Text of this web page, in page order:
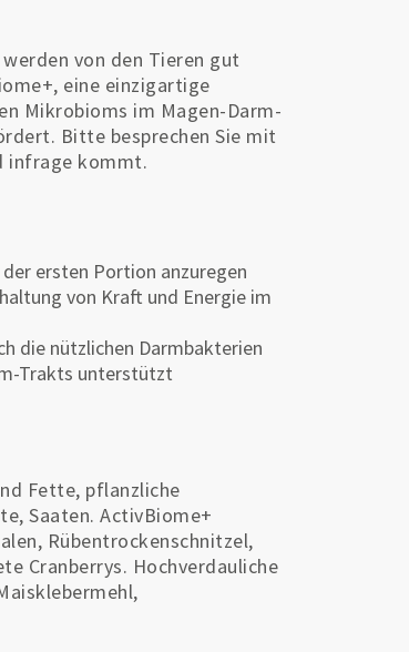
von den Tieren gut
eine einzigartige
Mikrobioms im Magen-Darm-
Bitte besprechen Sie mit
infrage kommt.
ersten Portion anzuregen
von Kraft und Energie im
die nützlichen Darmbakterien
Trakts unterstützt
Fette, pflanzliche
Saaten. ActivBiome+
Rübentrockenschnitzel,
Cranberrys. Hochverdauliche